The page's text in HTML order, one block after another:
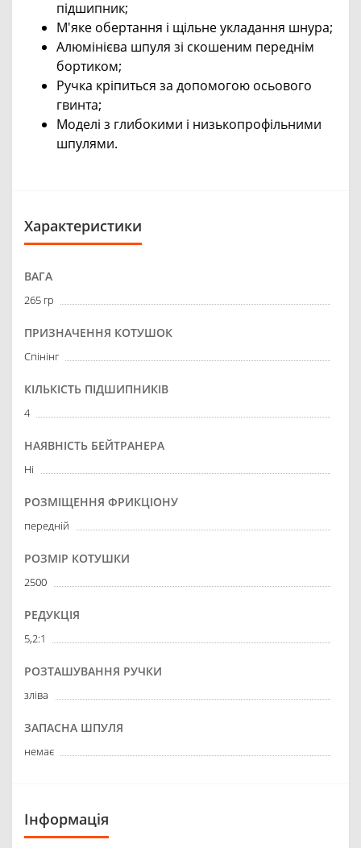
підшипник;
М'яке обертання і щільне укладання шнура;
Алюмінієва шпуля зі скошеним переднім
бортиком;
Ручка кріпиться за допомогою осьового
гвинта;
Моделі з глибокими і низькопрофільними
шпулями.
Характеристики
ВАГА
265 гр
ПРИЗНАЧЕННЯ КОТУШОК
Спінінг
КІЛЬКІСТЬ ПІДШИПНИКІВ
4
НАЯВНІСТЬ БЕЙТРАНЕРА
Ні
РОЗМІЩЕННЯ ФРИКЦІОНУ
передній
РОЗМІР КОТУШКИ
2500
РЕДУКЦІЯ
5,2:1
РОЗТАШУВАННЯ РУЧКИ
зліва
ЗАПАСНА ШПУЛЯ
немає
Інформація